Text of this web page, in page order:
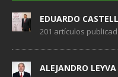
EDUARDO
201 artículos
ALEJANDRO